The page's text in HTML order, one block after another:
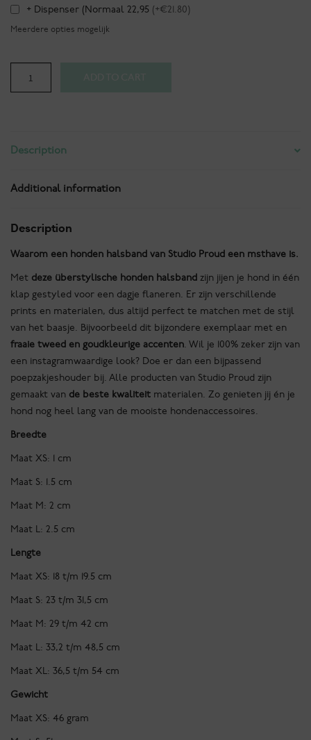
+ Dispenser (Normaal 22,95 (+€21.80)
Meerdere opties mogelijk
Halsband
Description
Additional information
Description
Waarom een honden halsband van Studio Proud een msthave is.
Met deze überstylische honden halsband zijn jijen je hond in één
klap gestyled voor een dagje flaneren. Er zijn verschillende
prints en materialen, dus altijd perfect te matchen met de stijl
van het baasje. Bijvoorbeeld dit bijzondere exemplaar met en
fraaie tweed en goudkleurige accenten. Wil je 100% zeker zijn van
een instagramwaardige look? Doe er dan een bijpassend
poepzakjeshouder bij. Alle producten van Studio Proud zijn
gemaakt van de beste kwaliteit materialen. Zo genieten jij én je
hond nog heel lang van de mooiste hondenaccessoires.
Breedte
Maat XS: 1 cm
Maat S: 1.5 cm
Maat M: 2 cm
Maat L: 2.5 cm
Lengte
Maat XS: 18 t/m 19.5 cm
Maat S: 23 t/m 31,5 cm
Maat M: 29 t/m 42 cm
Maat L: 33,2 t/m 48,5 cm
Maat XL: 36,5 t/m 54 cm
Gewicht
Maat XS: 46 gram